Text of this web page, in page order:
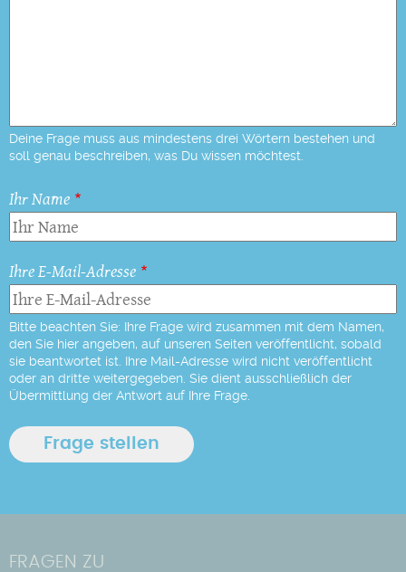
Deine Frage muss aus mindestens drei Wörtern bestehen und
soll genau beschreiben, was Du wissen möchtest.
Ihr Name
Ihre E-Mail-Adresse
Bitte beachten Sie: Ihre Frage wird zusammen mit dem Namen,
den Sie hier angeben, auf unseren Seiten veröffentlicht, sobald
sie beantwortet ist. Ihre Mail-Adresse wird nicht veröffentlicht
oder an dritte weitergegeben. Sie dient ausschließlich der
Übermittlung der Antwort auf Ihre Frage.
FRAGEN ZU